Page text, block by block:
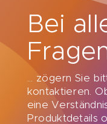
Bei
... zögern Sie
kontaktieren.
eine
Produktdetails